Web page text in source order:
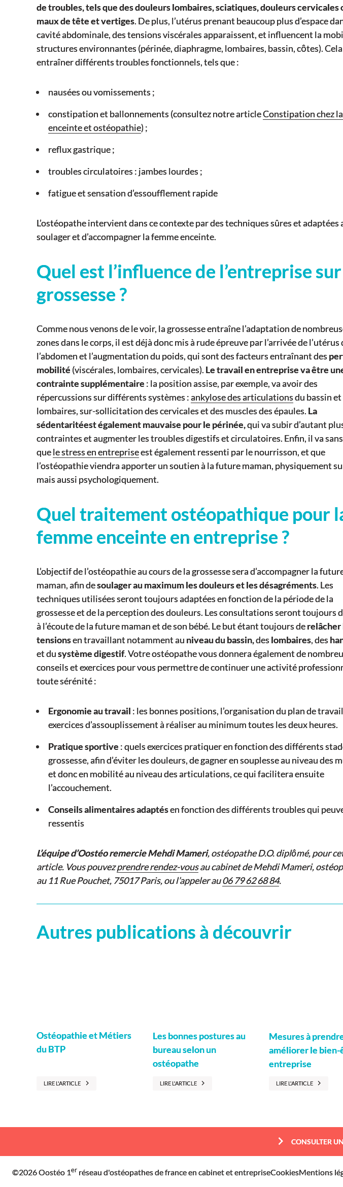
de troubles, tels que des douleurs lombaires, sciatiques, douleurs cervicales
maux de tête et vertiges. De plus, l’utérus prenant beaucoup plus d’espace
cavité abdominale, des tensions viscérales apparaissent, et influencent la
structures environnantes (périnée, diaphragme, lombaires, bassin, côtes).
entraîner différents troubles fonctionnels, tels que :
nausées ou vomissements ;
constipation et ballonnements (consultez notre articleConstipation chez
enceinte et ostéopathie) ;
reflux gastrique ;
troubles circulatoires : jambes lourdes ;
fatigue et sensation d’essoufflement rapide
L’ostéopathe intervient dans ce contexte par des techniques sûres et adaptées
soulager et d’accompagner la femme enceinte.
Quel est l’influence de l’entreprise
grossesse ?
Comme nous venons de le voir, la grossesse entraîne l’adaptation de
zones dans le corps, il est déjà donc mis à rude épreuve par l’arrivée de l’utérus
l’abdomen et l’augmentation du poids, qui sont des facteurs entraînant des
mobilité (viscérales, lombaires, cervicales). Le travail en entreprise va être
contrainte supplémentaire : la position assise, par exemple, va avoir des
répercussions sur différents systèmes :ankylose des articulationsdu bassin et
lombaires, sur-sollicitation des cervicales et des muscles des épaules. La
sédentaritéest également mauvaise pour le périnée,qui va subir d’autant
contraintes et augmenter les troubles digestifs et circulatoires. Enfin, il va
quele stress en entrepriseest également ressenti par le nourrisson, et que
l’ostéopathie viendra apporter un soutien à la future maman, physiquement
mais aussi psychologiquement.
Quel traitement ostéopathique pour
femme enceinte en entreprise ?
L’objectif de l’ostéopathie au cours de la grossesse sera d’accompagner la
maman, afin desoulager au maximum les douleurs et les désagréments. Les
techniques utilisées seront toujours adaptées en fonction de la période de la
grossesse et de la perception des douleurs. Les consultations seront toujours
à l’écoute de la future maman et de son bébé. Le but étant toujours derelâcher
tensionsen travaillant notamment au niveau du bassin,des lombaires, des
et dusystème digestif. Votre ostéopathe vous donnera également de
conseils et exercices pour vous permettre de continuer une activité
toute sérénité :
Ergonomie au travail : les bonnes positions, l’organisation du plan de
exercices d’assouplissement à réaliser au minimum toutes les deux heures.
Pratique sportive : quels exercices pratiquer en fonction des différents
grossesse, afin d’éviter les douleurs, de gagner en souplesse au niveau des
et donc en mobilité au niveau des articulations, ce qui facilitera ensuite
l’accouchement.
Conseils alimentaires adaptésen fonction des différents troubles qui
ressentis
L’équipe d’Oostéo remercie Mehdi Mameri, ostéopathe D.O. diplômé, pour
article. Vous pouvezprendre rendez-vousau cabinet de Mehdi Mameri,
au 11 Rue Pouchet, 75017 Paris, ou l’appeler au06 79 62 68 84.
Autres publications à découvrir
Ostéopathie et Métiers
du BTP
LIRE L'ARTICLE
Les bonnes postures au
bureau selon un
ostéopathe
LIRE L'ARTICLE
Mesures à
améliorer le bien-
entreprise
LIRE L'ARTICLE
CONSULTER
©2026 Oostéo 1er réseau d'ostéopathes de france en cabinet et entrepriseCookiesMentions